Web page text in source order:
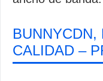
BUNNYCDN,
CALIDAD –